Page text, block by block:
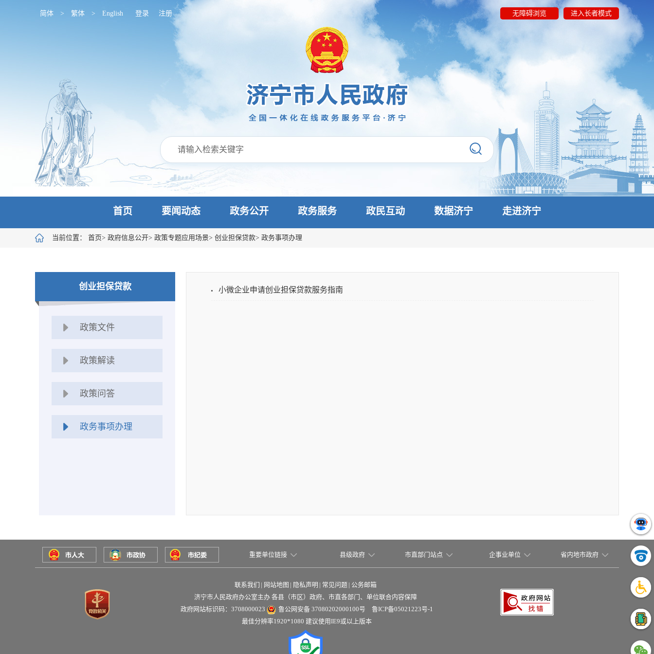
简体 > 繁体 > English 登录 注册 无障碍浏览 进入长者模式
首页 要闻动态 政务公开 政务服务 政民互动 数据济宁 走进济宁
当前位置： 首页> 政府信息公开> 政策专题应用场景> 创业担保贷款> 政务事项办理
创业担保贷款
政策文件
政策解读
政策问答
政务事项办理
小微企业申请创业担保贷款服务指南
重要单位链接 县级政府 市直部门站点 企事业单位 省内地市政府
联系我们 | 网站地图 | 隐私声明 | 常见问题 | 公务邮箱
济宁市人民政府办公室主办 各县（市区）政府、市直各部门、单位联合内容保障
政府网站标识码：3708000023
鲁公网安备 37080202000100号
鲁ICP备05021223号-1
最佳分辨率1920*1080 建议使用IE9或以上版本